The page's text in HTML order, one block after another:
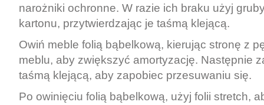
narożniki ochronne. W razie ich braku użyj
kartonu, przytwierdzając je taśmą klejącą.
Owiń meble folią bąbelkową, kierując stronę z
meblu, aby zwiększyć amortyzację. Następnie
taśmą klejącą, aby zapobiec przesuwaniu się.
Po owinięciu folią bąbelkową, użyj folii stretch,